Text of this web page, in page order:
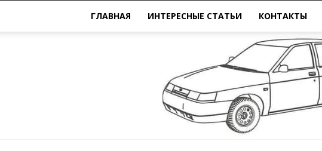
ГЛАВНАЯ ИНТЕРЕСНЫЕ СТАТЬИ КОНТАКТЫ